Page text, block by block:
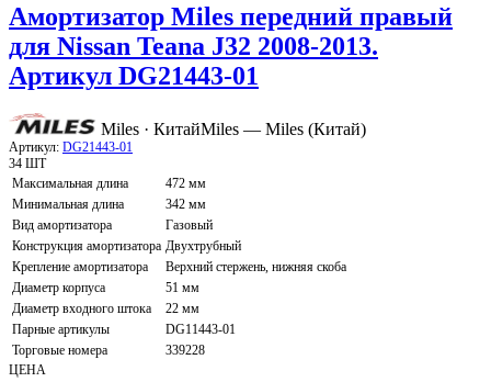
Амортизатор Miles передний правый
для Nissan Teana J32 2008-2013.
Артикул DG21443-01
Miles · КитайMiles — Miles (Китай)
Артикул: DG21443-01
34 ШТ
Максимальная длина
472 мм
Минимальная длина
342 мм
Вид амортизатора
Газовый
Конструкция амортизатора Двухтрубный
Крепление амортизатора
Верхний стержень, нижняя скоба
Диаметр корпуса
51 мм
Диаметр входного штока
22 мм
Парные артикулы
DG11443-01
Торговые номера
339228
ЦЕНА